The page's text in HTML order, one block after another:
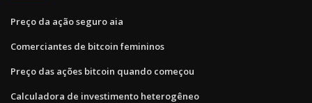
Preço da ação seguro aia
Comerciantes de bitcoin femininos
Preço das ações bitcoin quando começou
Calculadora de investimento heterogêneo